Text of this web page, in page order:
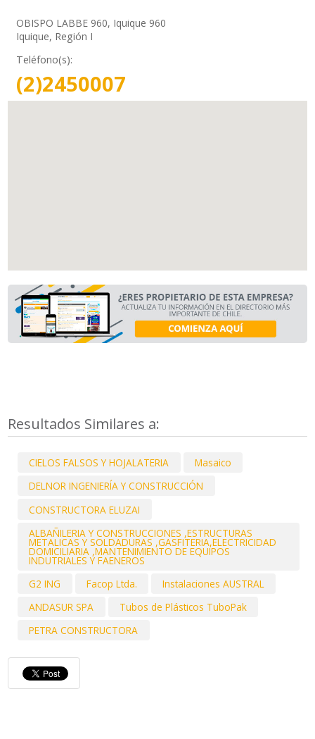
OBISPO LABBE 960, Iquique 960
Iquique, Región I
Teléfono(s):
(2)2450007
Resultados Similares a:
CIELOS FALSOS Y HOJALATERIA
Masaico
DELNOR INGENIERÍA Y CONSTRUCCIÓN
CONSTRUCTORA ELUZAI
ALBAÑILERIA Y CONSTRUCCIONES ,ESTRUCTURAS
METALICAS Y SOLDADURAS ,GASFITERIA,ELECTRICIDAD
DOMICILIARIA ,MANTENIMIENTO DE EQUIPOS
INDUTRIALES Y FAENEROS
G2 ING
Facop Ltda.
Instalaciones AUSTRAL
ANDASUR SPA
Tubos de Plásticos TuboPak
PETRA CONSTRUCTORA